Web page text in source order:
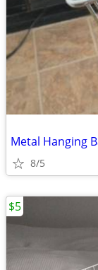
8/5
$5